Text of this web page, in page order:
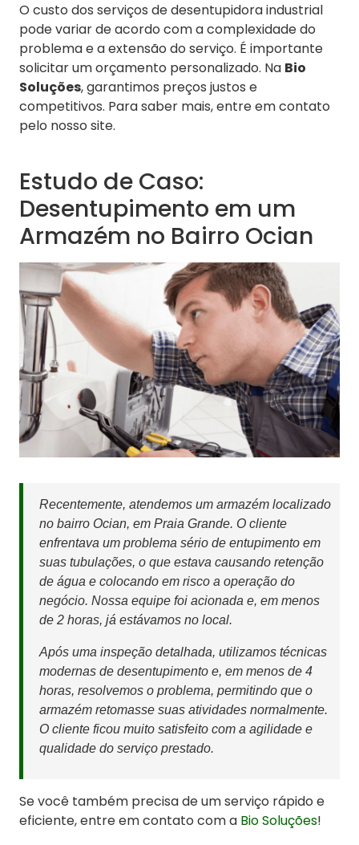
O custo dos serviços de desentupidora industrial
pode variar de acordo com a complexidade do
problema e a extensão do serviço. É importante
solicitar um orçamento personalizado. Na Bio
Soluções, garantimos preços justos e
competitivos. Para saber mais, entre em contato
pelo nosso site.
Estudo de Caso:
Desentupimento em um
Armazém no Bairro Ocian
Recentemente, atendemos um armazém localizado
no bairro Ocian, em Praia Grande. O cliente
enfrentava um problema sério de entupimento em
suas tubulações, o que estava causando retenção
de água e colocando em risco a operação do
negócio. Nossa equipe foi acionada e, em menos
de 2 horas, já estávamos no local.
Após uma inspeção detalhada, utilizamos técnicas
modernas de desentupimento e, em menos de 4
horas, resolvemos o problema, permitindo que o
armazém retomasse suas atividades normalmente.
O cliente ficou muito satisfeito com a agilidade e
qualidade do serviço prestado.
Se você também precisa de um serviço rápido e
eficiente, entre em contato com a Bio Soluções!